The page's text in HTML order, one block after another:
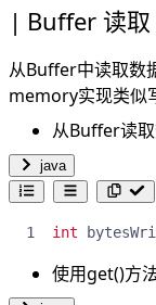
Buffer 读取
从Buffer中读取数
memory实现类似
从Buffer读取
java
int
使用get()方